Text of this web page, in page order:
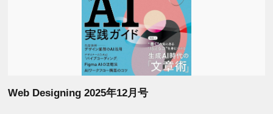
Web Designing 2025年12月号